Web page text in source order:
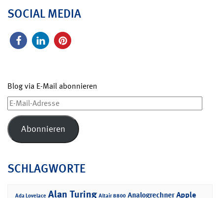
SOCIAL MEDIA
Blog via E-Mail abonnieren
E-
Mail-
Adresse
Abonnieren
SCHLAGWORTE
Ada Lovelace Alan Turing Altair 8800 Analogrechner Apple